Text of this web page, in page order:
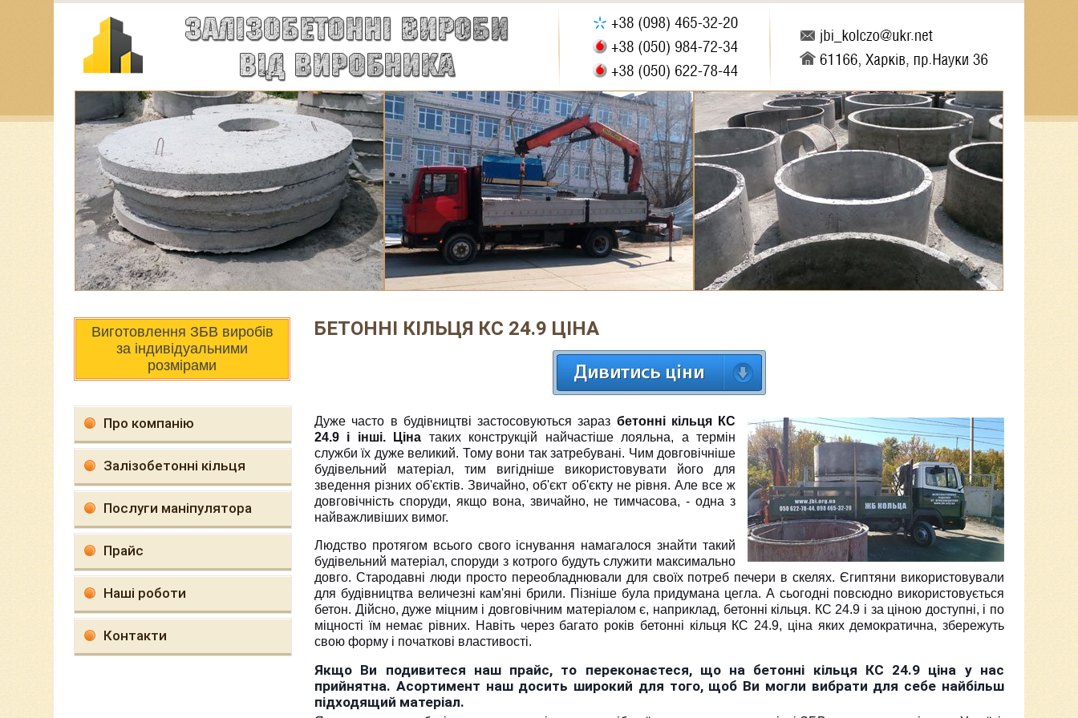
Виготовлення ЗБВ виробів
за індивідуальними
розмірами
Про компанію
Залізобетонні кільця
Послуги маніпулятора
Прайс
Наші роботи
Контакти
БЕТОННІ КІЛЬЦЯ КС 24.9 ЦІНА
Дуже часто в будівництві застосовуються зараз бетонні кільця КС
24.9 і інші. Ціна таких конструкцій найчастіше лояльна, а термін
служби їх дуже великий. Тому вони так затребувані. Чим довговічніше
будівельний матеріал, тим вигідніше використовувати його для
зведення різних об'єктів. Звичайно, об'єкт об'єкту не рівня. Але все ж
довговічність споруди, якщо вона, звичайно, не тимчасова, - одна з
найважливіших вимог.
Людство протягом всього свого існування намагалося знайти такий
будівельний матеріал, споруди з котрого будуть служити максимально
довго. Стародавні люди просто переобладнювали для своїх потреб печери в скелях. Єгиптяни використовували
для будівництва величезні кам'яні брили. Пізніше була придумана цегла. А сьогодні повсюдно використовується
бетон. Дійсно, дуже міцним і довговічним матеріалом є, наприклад, бетонні кільця. КС 24.9 і за ціною доступні, і по
міцності їм немає рівних. Навіть через багато років бетонні кільця КС 24.9, ціна яких демократична, збережуть
свою форму і початкові властивості.
Якщо Ви подивитеся наш прайс, то переконаєтеся, що на бетонні кільця КС 24.9 ціна у нас
прийнятна. Асортимент наш досить широкий для того, щоб Ви могли вибрати для себе найбільш
підходящий матеріал.